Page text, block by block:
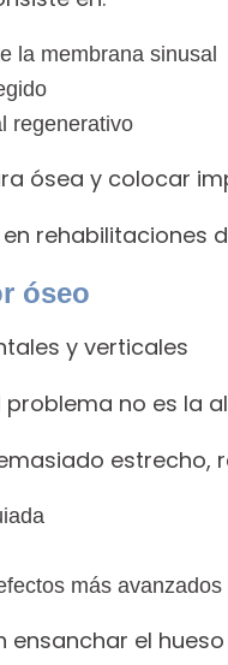
la membrana sinusal
regenerativo
ósea y colocar
rehabilitaciones
óseo
y verticales
no es la
estrecho,
más avanzados
ensanchar el